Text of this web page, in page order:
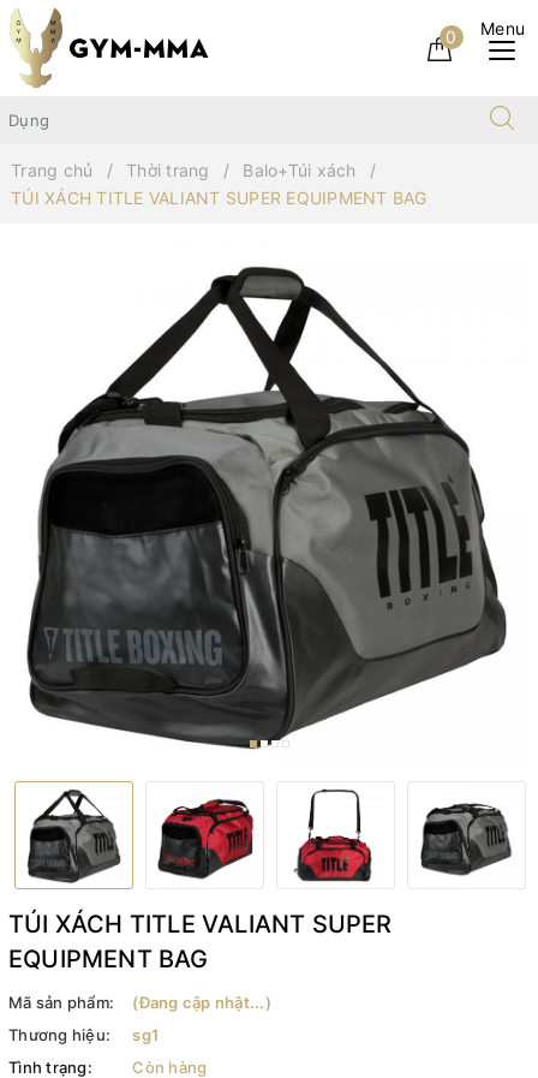
0
Trang chủ Thời trang
Balo+Túi xách
TÚI XÁCH TITLE VALIANT SUPER EQUIPMENT BAG
TÚI XÁCH TITLE VALIANT SUPER
EQUIPMENT BAG
Mã sản phẩm:
(Đang cập nhật...)
Thương hiệu:
sg1
Tình trạng:
Còn hàng